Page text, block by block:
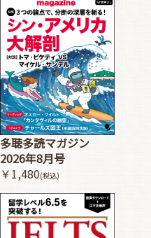
多聴多読マガジン
2026年8月号
￥1,480(税込)